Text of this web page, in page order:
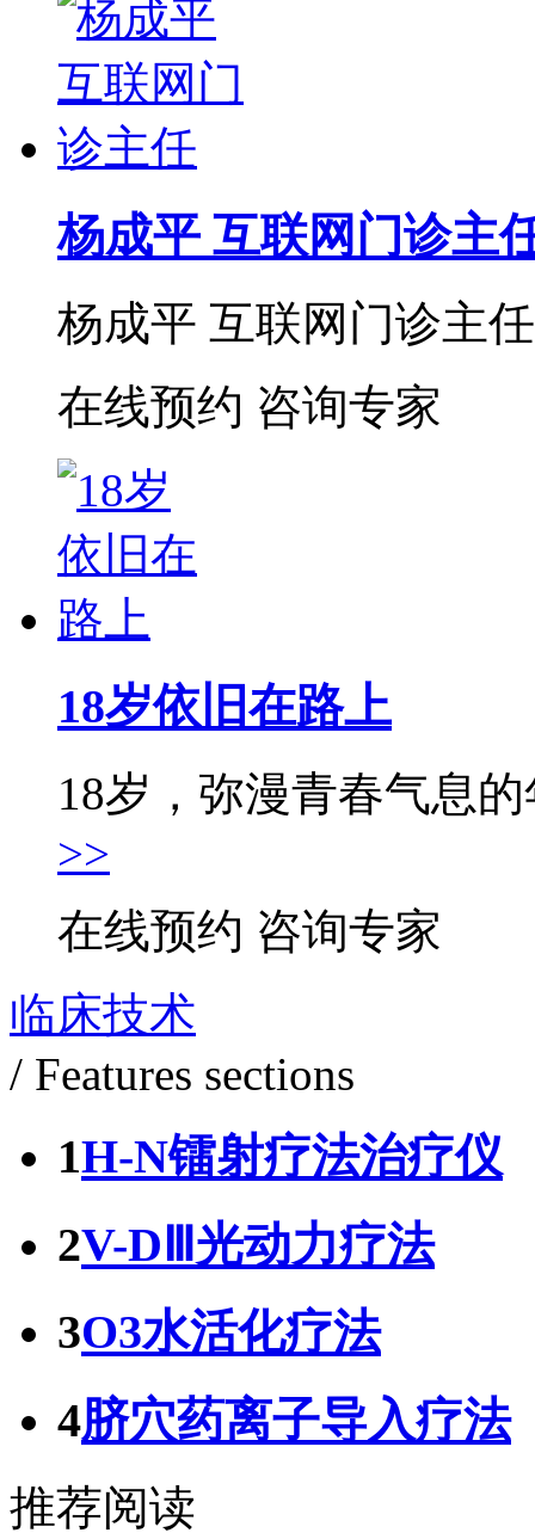
杨成平 互联网门诊主
杨成平 互联网门诊主
在线预约 咨询专家
18岁依旧在路上
18岁，弥漫青春气息
>>
在线预约 咨询专家
临床技术
/ Features sections
1H-N镭射疗法治疗仪
2V-DⅢ光动力疗法
3O3水活化疗法
4脐穴药离子导入疗法
推荐阅读